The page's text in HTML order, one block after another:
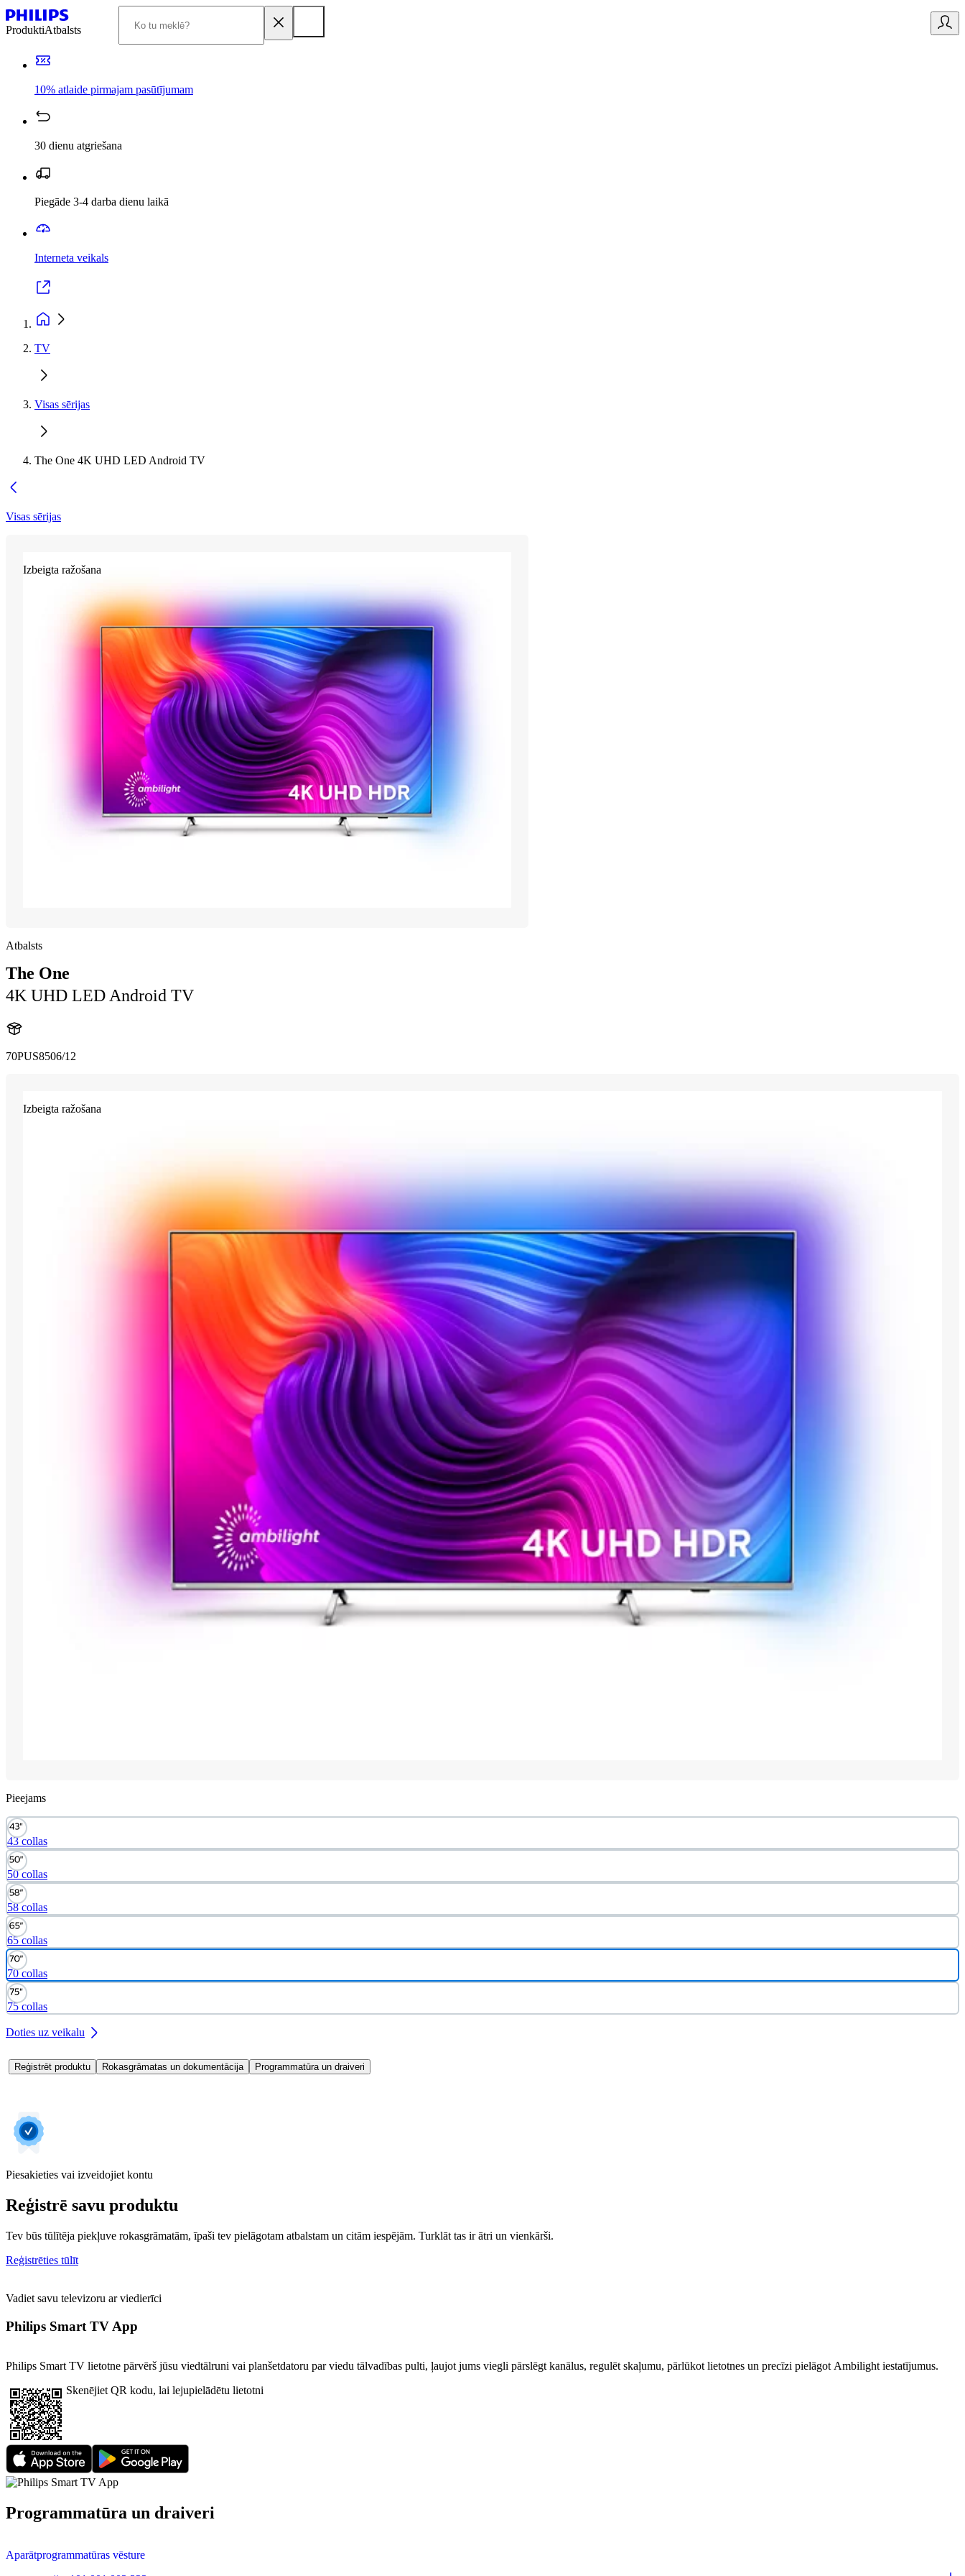
ProduktiAtbalsts
10% atlaide pirmajam pasūtījumam
30 dienu atgriešana
Piegāde 3-4 darba dienu laikā
Interneta veikals
TV
Visas sērijas
The One 4K UHD LED Android TV
Visas sērijas
Izbeigta ražošana
Atbalsts
The One
4K UHD LED Android TV
70PUS8506/12
Izbeigta ražošana
Pieejams
43 collas
50 collas
58 collas
65 collas
70 collas
75 collas
Doties uz veikalu
Reģistrēt produktu Rokasgrāmatas un dokumentācija Programmatūra un draiveri
Piesakieties vai izveidojiet kontu
Reģistrē savu produktu
Tev būs tūlītēja piekļuve rokasgrāmatām, īpaši tev pielāgotam atbalstam un citām iespējām. Turklāt tas ir ātri un vienkārši.
Reģistrēties tūlīt
Vadiet savu televizoru ar viedierīci
Philips Smart TV App
Philips Smart TV lietotne pārvērš jūsu viedtālruni vai planšetdatoru par viedu tālvadības pulti, ļaujot jums viegli pārslēgt kanālus, regulēt skaļumu, pārlūkot lietotnes un precīzi pielāgot Ambilight iestatījumus.
Skenējiet QR kodu, lai lejupielādētu lietotni
Programmatūra un draiveri
Aparātprogrammatūras vēsture